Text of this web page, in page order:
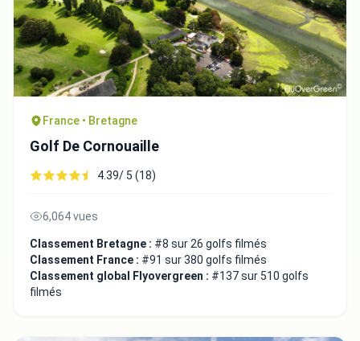
France • Bretagne
Golf De Cornouaille
4.39/ 5 (18)
6,064 vues
Classement Bretagne : #8 sur 26 golfs filmés
Classement France : #91 sur 380 golfs filmés
Classement global Flyovergreen : #137 sur 510 golfs
filmés
Fermer